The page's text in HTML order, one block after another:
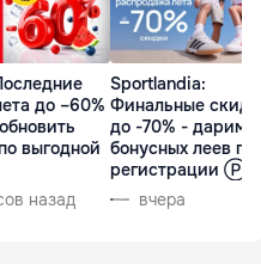
до –60%
выгодной
назад
Sportlandia:
Финальные
до -70% - дарим
бонусных леев
регистрации Ⓟ
вчера